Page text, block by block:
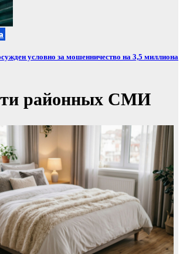
условно за мошенничество на 3,5 миллиона